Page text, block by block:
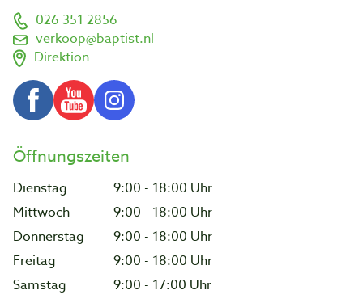
026 351 2856
verkoop@baptist.nl
Direktion
Öffnungszeiten
Dienstag
9:00 - 18:00 Uhr
Mittwoch
9:00 - 18:00 Uhr
Donnerstag
9:00 - 18:00 Uhr
Freitag
9:00 - 18:00 Uhr
Samstag
9:00 - 17:00 Uhr